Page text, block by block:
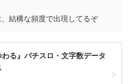
結構な頻度で出現してるぞ
わる』パチスロ・文字数データ